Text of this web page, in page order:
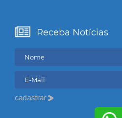
Receba Notícias